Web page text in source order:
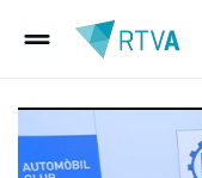
drag_handle